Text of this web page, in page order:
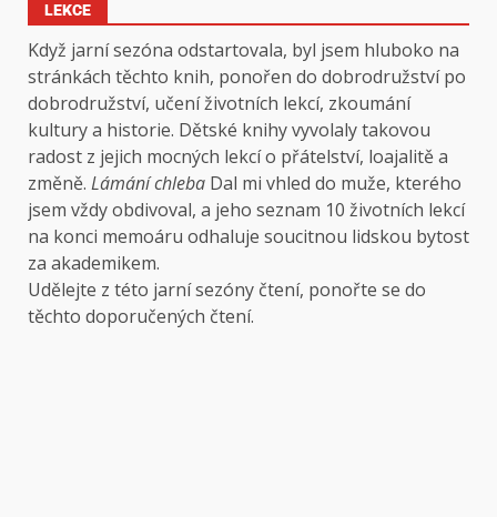
LEKCE
Když jarní sezóna odstartovala, byl jsem hluboko na
stránkách těchto knih, ponořen do dobrodružství po
dobrodružství, učení životních lekcí, zkoumání
kultury a historie. Dětské knihy vyvolaly takovou
radost z jejich mocných lekcí o přátelství, loajalitě a
změně. Lámání chleba Dal mi vhled do muže, kterého
jsem vždy obdivoval, a jeho seznam 10 životních lekcí
na konci memoáru odhaluje soucitnou lidskou bytost
za akademikem.
Udělejte z této jarní sezóny čtení, ponořte se do
těchto doporučených čtení.